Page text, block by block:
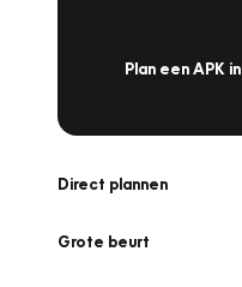
Plan een APK in
Direct plannen
Grote beurt